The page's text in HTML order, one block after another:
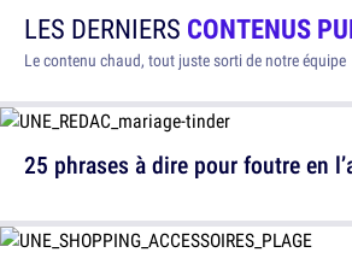
LES DERNIERS CONTENUS
Le contenu chaud, tout juste sorti de notre équipe
25 phrases à dire pour foutre en